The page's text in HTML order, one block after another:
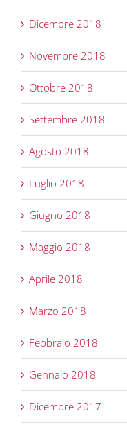
Dicembre 2018
Novembre 2018
Ottobre 2018
Settembre 2018
Agosto 2018
Luglio 2018
Giugno 2018
Maggio 2018
Aprile 2018
Marzo 2018
Febbraio 2018
Gennaio 2018
Dicembre 2017